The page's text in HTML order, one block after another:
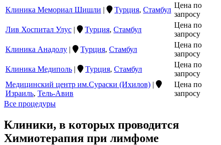
Клиника Мемориал Шишли | Турция, Стамбул
Цена по
запросу
Лив Хоспитал Улус | Турция, Стамбул
Цена по
запросу
Клиника Анадолу | Турция, Стамбул
Цена по
запросу
Клиника Медиполь | Турция, Стамбул
Цена по
запросу
Медицинский центр им.Сураски (Ихилов) |
Израиль, Тель-Авив
Цена по
запросу
Все процедуры
Клиники, в которых проводится
Химиотерапия при лимфоме